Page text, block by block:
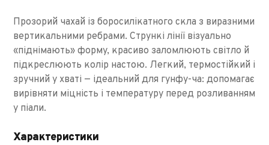
Прозорий чахай із боросилікатного скла з виразними
вертикальними ребрами. Стрункі лінії візуально
«піднімають» форму, красиво заломлюють світло й
підкреслюють колір настою. Легкий, термостійкий і
зручний у хваті — ідеальний для гунфу-ча: допомагає
вирівняти міцність і температуру перед розливанням
у піали.
Характеристики